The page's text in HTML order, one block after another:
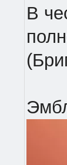
В